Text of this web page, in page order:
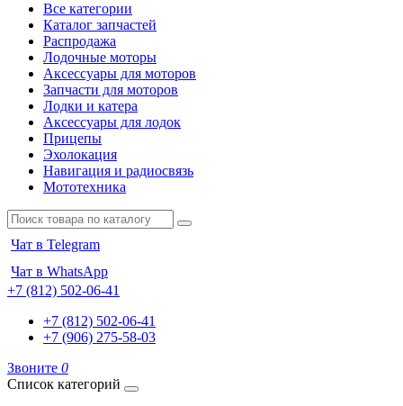
Все категории
Каталог запчастей
Распродажа
Лодочные моторы
Аксессуары для моторов
Запчасти для моторов
Лодки и катера
Аксессуары для лодок
Прицепы
Эхолокация
Навигация и радиосвязь
Мототехника
Чат в Telegram
Чат в WhatsApp
+7 (812) 502-06-41
+7 (812) 502-06-41
+7 (906) 275-58-03
Звоните 0
Список категорий